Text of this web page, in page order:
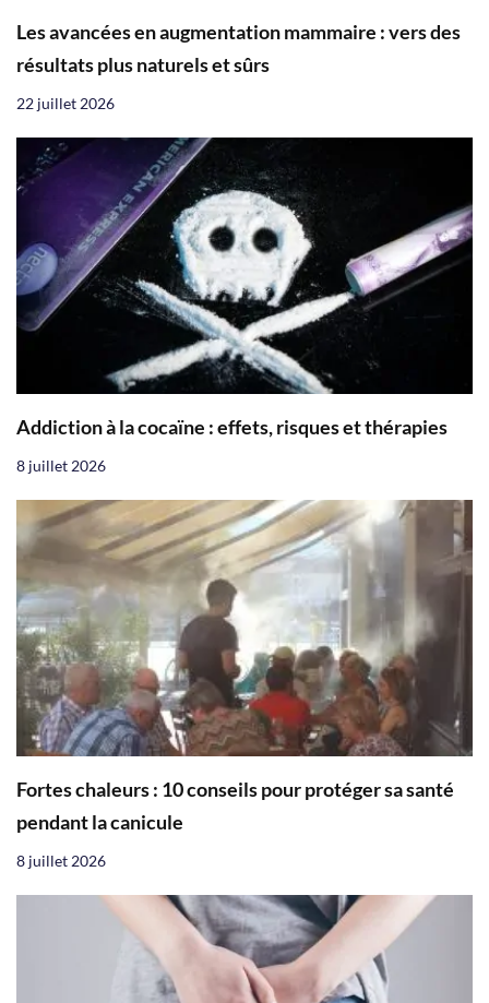
Les avancées en augmentation mammaire : vers des
résultats plus naturels et sûrs
22 juillet 2026
Addiction à la cocaïne : effets, risques et thérapies
8 juillet 2026
Fortes chaleurs : 10 conseils pour protéger sa santé
pendant la canicule
8 juillet 2026